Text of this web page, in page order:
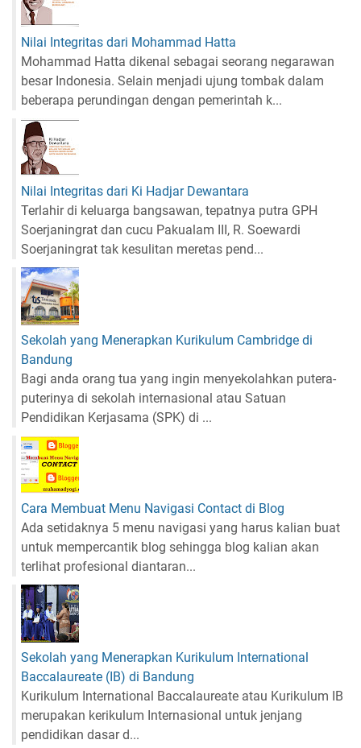
Nilai Integritas dari Mohammad Hatta
Mohammad Hatta dikenal sebagai seorang negarawan
besar Indonesia. Selain menjadi ujung tombak dalam
beberapa perundingan dengan pemerintah k...
Nilai Integritas dari Ki Hadjar Dewantara
Terlahir di keluarga bangsawan, tepatnya putra GPH
Soerjaningrat dan cucu Pakualam III, R. Soewardi
Soerjaningrat tak kesulitan meretas pend...
Sekolah yang Menerapkan Kurikulum Cambridge di
Bandung
Bagi anda orang tua yang ingin menyekolahkan putera-
puterinya di sekolah internasional atau Satuan
Pendidikan Kerjasama (SPK) di ...
Cara Membuat Menu Navigasi Contact di Blog
Ada setidaknya 5 menu navigasi yang harus kalian buat
untuk mempercantik blog sehingga blog kalian akan
terlihat profesional diantaran...
Sekolah yang Menerapkan Kurikulum International
Baccalaureate (IB) di Bandung
Kurikulum International Baccalaureate atau Kurikulum IB
merupakan kerikulum Internasional untuk jenjang
pendidikan dasar d...